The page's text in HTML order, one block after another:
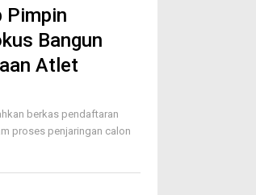
Pimpin
Bangun
Atlet
berkas pendaftaran
proses penjaringan calon